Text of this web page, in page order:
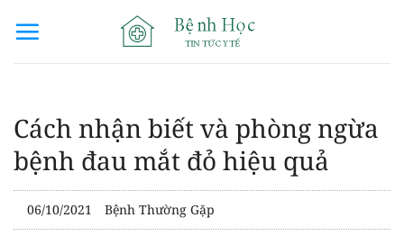
qua
Cách nhận biết và phòng ngừa
bệnh đau mắt đỏ hiệu quả
06/10/2021 Bệnh Thường Gặp